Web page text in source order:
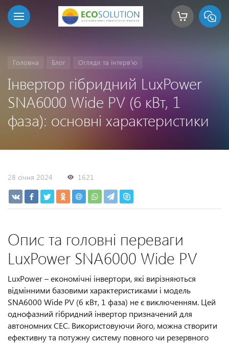
Головна Блог Огляди та інтерв'ю
Інвертор гібридний LuxPower
SNA6000 Wide PV (6 кВт, 1
фаза): основні характеристики
28 січня 2024 1621
Опис та головні переваги
LuxPower SNA6000 Wide PV
LuxPower – економічні інвертори, які вирізняються
відмінними базовими характеристиками і модель
SNA6000 Wide PV (6 кВт, 1 фаза) не є виключенням. Цей
однофазний гібридний інвертор призначений для
автономних СЕС. Використовуючи його, можна створити
ефективну та потужну систему повного чи резервного